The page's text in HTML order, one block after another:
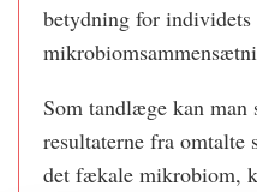
betydning for individets
Som tandlæge kan
resultaterne fra omtalte
det fækale mikrobiom,